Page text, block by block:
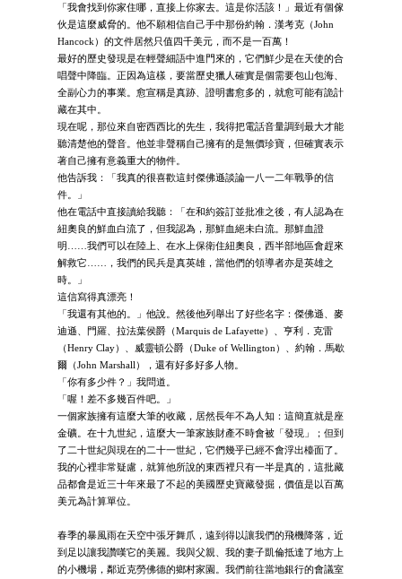
「我會找到你家住哪，直接上你家去。這是你活該！」最近有個傢
伙是這麼威脅的。他不願相信自己手中那份約翰．漢考克（John
Hancock）的文件居然只值四千美元，而不是一百萬！
最好的歷史發現是在輕聲細語中進門來的，它們鮮少是在天使的合
唱聲中降臨。正因為這樣，要當歷史獵人確實是個需要包山包海、
全副心力的事業。愈宣稱是真跡、證明書愈多的，就愈可能有詭計
藏在其中。
現在呢，那位來自密西西比的先生，我得把電話音量調到最大才能
聽清楚他的聲音。他並非聲稱自己擁有的是無價珍寶，但確實表示
著自己擁有意義重大的物件。
他告訴我：「我真的很喜歡這封傑佛遜談論一八一二年戰爭的信
件。」
他在電話中直接讀給我聽：「在和約簽訂並批准之後，有人認為在
紐奧良的鮮血白流了，但我認為，那鮮血絕未白流。那鮮血證
明……我們可以在陸上、在水上保衛住紐奧良，西半部地區會趕來
解救它……，我們的民兵是真英雄，當他們的領導者亦是英雄之
時。」
這信寫得真漂亮！
「我還有其他的。」他說。然後他列舉出了好些名字：傑佛遜、麥
迪遜、門羅、拉法葉侯爵（Marquis de Lafayette）、亨利．克雷
（Henry Clay）、威靈頓公爵（Duke of Wellington）、約翰．馬歇
爾（John Marshall），還有好多好多人物。
「你有多少件？」我問道。
「喔！差不多幾百件吧。」
一個家族擁有這麼大筆的收藏，居然長年不為人知：這簡直就是座
金礦。在十九世紀，這麼大一筆家族財產不時會被「發現」；但到
了二十世紀與現在的二十一世紀，它們幾乎已經不會浮出檯面了。
我的心裡非常疑慮，就算他所說的東西裡只有一半是真的，這批藏
品都會是近三十年來最了不起的美國歷史寶藏發掘，價值是以百萬
美元為計算單位。
春季的暴風雨在天空中張牙舞爪，遠到得以讓我們的飛機降落，近
到足以讓我讚嘆它的美麗。我與父親、我的妻子凱倫抵達了地方上
的小機場，鄰近克勞佛德的鄉村家園。我們前往當地銀行的會議室